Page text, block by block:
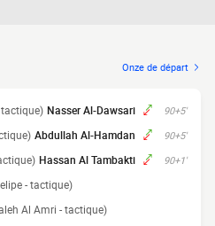
Onze de départ
90+5'
Nasser Al-Dawsari
90+5'
Abdullah Al-Hamdan
90+1'
Hassan Al Tambakti
- tactique)
Al Amri - tactique)